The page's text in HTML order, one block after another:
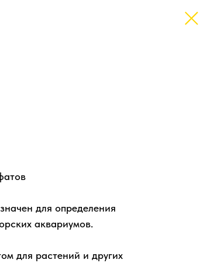
для определения
аквариумов.
для растений и других